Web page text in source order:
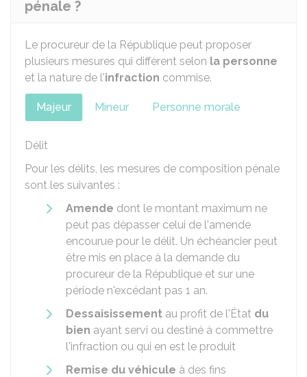
pénale ?
Le procureur de la République peut proposer
plusieurs mesures qui diffèrent selon la personne
et la nature de l'infraction commise.
Majeur Mineur Personne morale
Délit
Pour les délits, les mesures de composition pénale
sont les suivantes :
Amende dont le montant maximum ne
peut pas dépasser celui de l'amende
encourue pour le délit. Un échéancier peut
être mis en place à la demande du
procureur de la République et sur une
période n'excédant pas 1 an.
Dessaisissement au profit de l'État du
bien ayant servi ou destiné à commettre
l'infraction ou qui en est le produit
Remise du véhicule à des fins